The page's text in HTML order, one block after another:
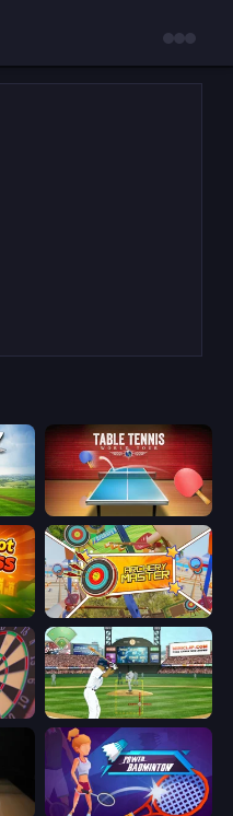
Table Tennis World Tour
Archery Master
Baseball